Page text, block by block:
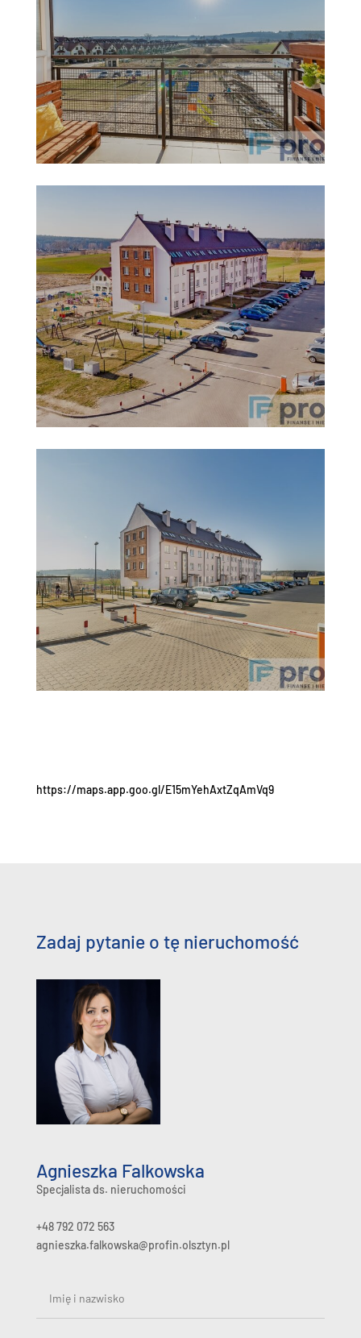
https://maps.app.goo.gl/E15mYehAxtZqAmVq9
Zadaj pytanie o tę nieruchomość
Agnieszka Falkowska
Specjalista ds. nieruchomości
+48 792 072 563
agnieszka.falkowska@profin.olsztyn.pl